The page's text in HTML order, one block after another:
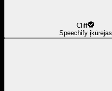
Cliff
Speechify įkūrėjas